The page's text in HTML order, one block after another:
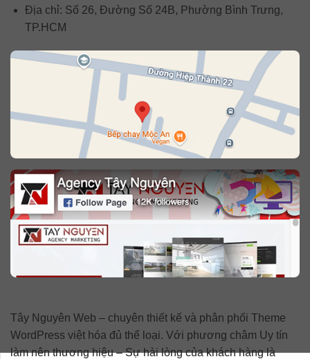
Địa chỉ: Số 26, Đường Số 24B, Phường Bình Trưng,
TP.HCM
Tây Nguyên Web – chuyên thiết kế và phân phối Theme
WordPress việt hóa đủ thể loại. Với phương châm Uy tín
làm nên thương hiệu – Sự hài lòng của khách hàng là